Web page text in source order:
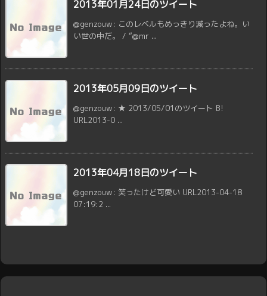
2013年01月24日のツイート
@genzouw: このレベルもめっきり減ったよね。い
い世の中だ。 / “@mr ...
2013年05月09日のツイート
@genzouw: ★ 2013/05/01のツイート B!
URL2013-0 ...
2013年04月18日のツイート
@genzouw: 笑ったけど可愛い URL2013-04-18
07:19:2 ...